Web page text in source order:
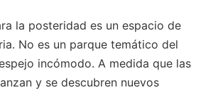
la posteridad es un espacio de
No es un parque temático del
incómodo. A medida que las
y se descubren nuevos